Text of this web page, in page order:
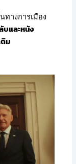
ทางการเมือง
บและหนัง
ม